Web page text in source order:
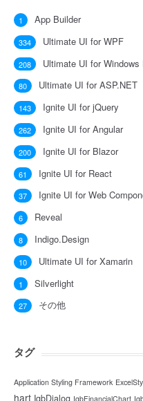
App Builder
1
Ultimate UI for WPF
334
Ultimate UI for Windows
208
Ultimate UI for ASP.NET
80
Ignite UI for jQuery
143
Ignite UI for Angular
262
Ignite UI for Blazor
200
Ignite UI for React
61
Ignite UI for Web
37
Reveal
6
Indigo.Design
8
Ultimate UI for Xamarin
10
Silverlight
1
その他
27
タグ
Application Styling Framework
hart IgbDialog IgbFinancialChart